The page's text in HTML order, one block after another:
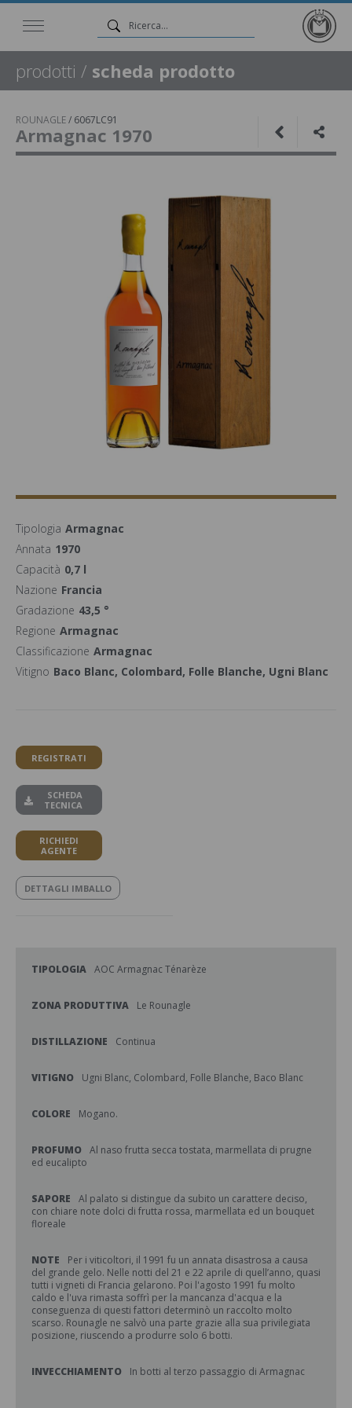
prodotti / scheda prodotto
ROUNAGLE/ 6067LC91
Armagnac 1970
Tipologia Armagnac
Annata 1970
Capacità 0,7 l
Nazione Francia
Gradazione 43,5 °
Regione Armagnac
Classificazione Armagnac
Vitigno Baco Blanc, Colombard, Folle Blanche, Ugni Blanc
REGISTRATI
SCHEDA
TECNICA
RICHIEDI
AGENTE
DETTAGLI IMBALLO
TIPOLOGIA AOC Armagnac Ténarèze
ZONA PRODUTTIVA Le Rounagle
DISTILLAZIONE Continua
VITIGNO Ugni Blanc, Colombard, Folle Blanche, Baco Blanc
COLORE Mogano.
PROFUMO Al naso frutta secca tostata, marmellata di prugne
ed eucalipto
SAPORE
Al palato si distingue da subito un carattere deciso,
con chiare note dolci di frutta rossa, marmellata ed un bouquet
floreale
NOTE
Per i viticoltori, il 1991 fu un annata disastrosa a causa
del grande gelo. Nelle notti del 21 e 22 aprile di quell’anno, quasi
tutti i vigneti di Francia gelarono. Poi l'agosto 1991 fu molto
caldo e l'uva rimasta soffrì per la mancanza d'acqua e la
conseguenza di questi fattori determinò un raccolto molto
scarso. Rounagle ne salvò una parte grazie alla sua privilegiata
posizione, riuscendo a produrre solo 6 botti.
INVECCHIAMENTO In botti al terzo passaggio di Armagnac